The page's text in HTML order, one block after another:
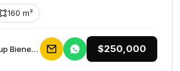
160 m²
Galceb Group Bienes Raices $250,000